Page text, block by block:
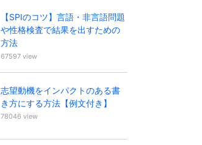
【SPIのコツ】言語・非言語問題
や性格検査で結果を出すための
方法
67597 view
志望動機をインパクトのある書
き方にする方法【例文付き】
78046 view